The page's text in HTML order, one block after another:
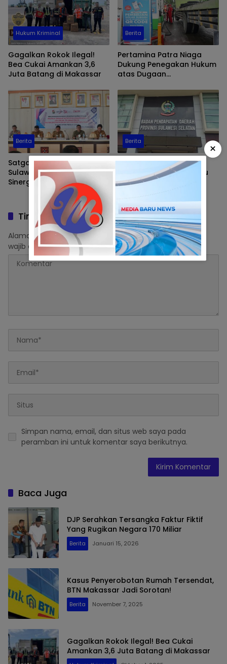
Hukum Kriminal
Gagalkan Rokok Ilegal!
Bea Cukai Amankan 3,6
Juta Batang di Makassar
Berita
Pertamina Patra Niaga
Dukung Penegakan Hukum
atas Dugaan
Subsidi di Provinsi Sulawesi
Selatan
Berita
Satgas Pasti Daerah
Sulawesi Selatan Perkuat
Sinergi Berantas Aktivitas
Keuangan Ilegal di Toraja
Berita
Pelaku Pungli di Samsat
Sudiang Bukan ASN atau
Honorer
Tinggalkan Balasan
Alamat email Anda tidak akan dipublikasikan. Ruas yang
wajib ditandai*
Simpan nama, email, dan situs web saya pada
peramban ini untuk komentar saya berikutnya.
Baca Juga
DJP Serahkan Tersangka Faktur Fiktif
Yang Rugikan Negara 170 Miliar
Berita Januari 15, 2026
Kasus Penyerobotan Rumah Tersendat,
BTN Makassar Jadi Sorotan!
Berita November 7, 2025
Gagalkan Rokok Ilegal! Bea Cukai
Amankan 3,6 Juta Batang di Makassar
×